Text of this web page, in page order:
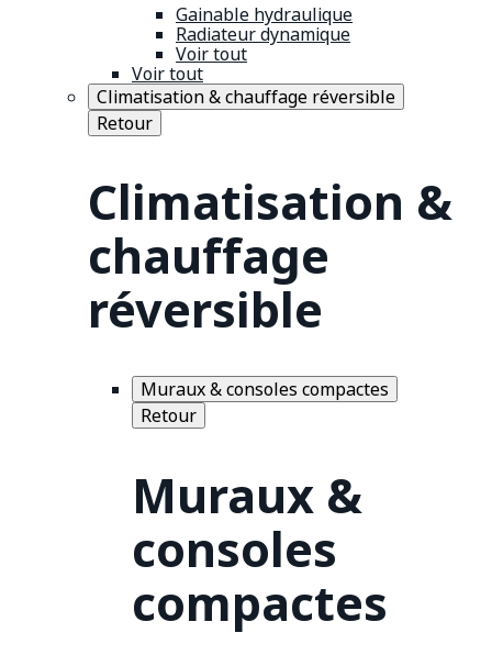
Gainable hydraulique
Radiateur dynamique
Voir tout
Voir tout
Climatisation & chauffage réversible
Retour
Climatisation &
chauffage
réversible
Muraux & consoles compactes
Retour
Muraux &
consoles
compactes